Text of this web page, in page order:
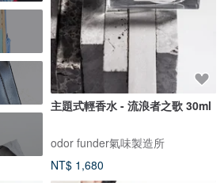
主題式輕香水 - 流浪者之歌 30ml
odor funder氣味製造所
NT$ 1,680